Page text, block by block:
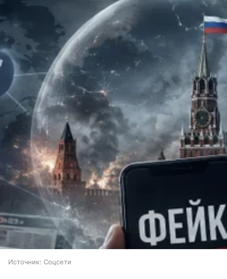
Источник: Соцсети